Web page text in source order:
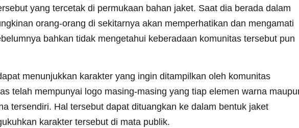
yang tercetak di permukaan bahan jaket. Saat dia berada dalam
orang-orang di sekitarnya akan memperhatikan dan mengamati
bahkan tidak mengetahui keberadaan komunitas tersebut pun
menunjukkan karakter yang ingin ditampilkan oleh komunitas
telah mempunyai logo masing-masing yang tiap elemen warna
tersendiri. Hal tersebut dapat dituangkan ke dalam bentuk jaket
karakter tersebut di mata publik.